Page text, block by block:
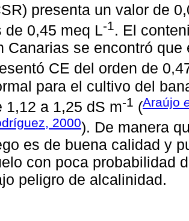
presenta un valor de
de 0,45 meq L-1. El
Canarias se encontró
CE del orden de
para el cultivo del
1,12 a 1,25 dS m-1 (Araújo
2000). De manera
es de buena calidad y
con poca probabilidad
peligro de alcalinidad.